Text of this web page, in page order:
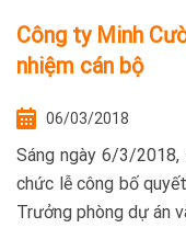
Công ty Minh
nhiệm cán bộ
06/03/2018
Sáng ngày 6/3/
chức lễ công bố
Trưởng phòng dự án